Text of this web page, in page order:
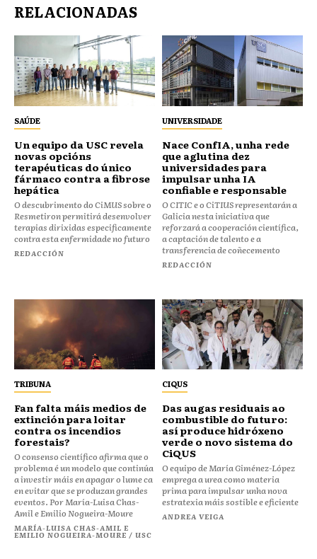
RELACIONADAS
SAÚDE
Un equipo da USC revela
novas opcións
terapéuticas do único
fármaco contra a fibrose
hepática
O descubrimento do CiMUS sobre o
Resmetiron permitirá desenvolver
terapias dirixidas especificamente
contra esta enfermidade no futuro
REDACCIÓN
UNIVERSIDADE
Nace ConfIA, unha rede
que aglutina dez
universidades para
impulsar unha IA
confiable e responsable
O CITIC e o CiTIUS representarán a
Galicia nesta iniciativa que
reforzará a cooperación científica,
a captación de talento e a
transferencia de coñecemento
REDACCIÓN
TRIBUNA
Fan falta máis medios de
extinción para loitar
contra os incendios
forestais?
O consenso científico afirma que o
problema é un modelo que continúa
a investir máis en apagar o lume ca
en evitar que se produzan grandes
eventos. Por María-Luisa Chas-
Amil e Emilio Nogueira-Moure
MARÍA-LUISA CHAS-AMIL E
EMILIO NOGUEIRA-MOURE / USC
CIQUS
Das augas residuais ao
combustible do futuro:
así produce hidróxeno
verde o novo sistema do
CiQUS
O equipo de María Giménez-López
emprega a urea como materia
prima para impulsar unha nova
estratexia máis sostible e eficiente
ANDREA VEIGA